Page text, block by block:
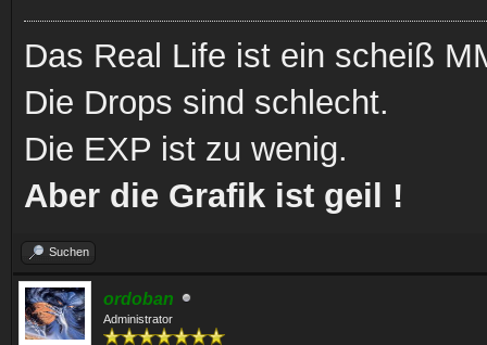
Das Real Life ist ein scheiß
Die Drops sind schlecht.
Die EXP ist zu wenig.
Aber die Grafik ist geil !
Suchen
ordoban
Administrator